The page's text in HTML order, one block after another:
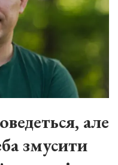
але
змусити